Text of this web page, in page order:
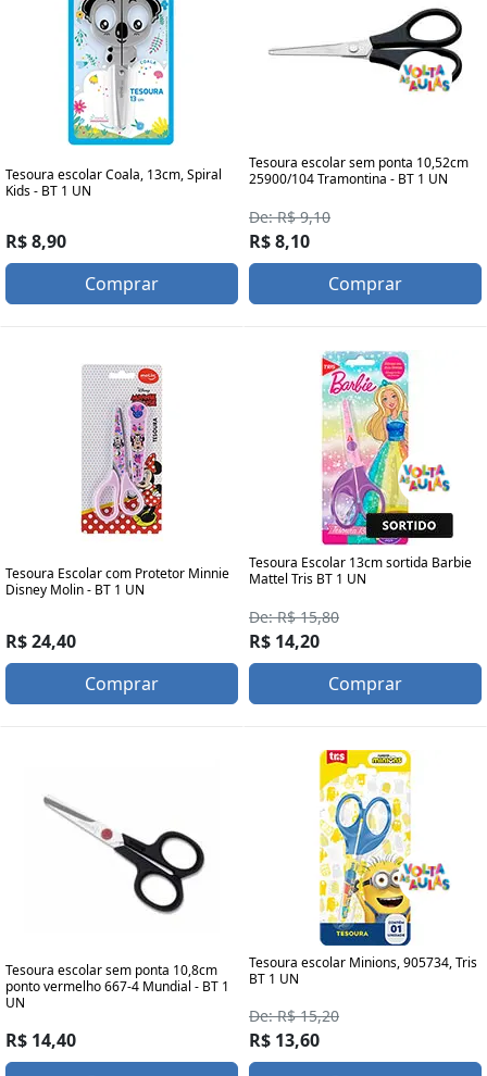
Tesoura escolar Coala, 13cm, Spiral
Kids - BT 1 UN
R$ 8,90
Comprar
Tesoura escolar sem ponta 10,52cm
25900/104 Tramontina - BT 1 UN
De: R$ 9,10
R$ 8,10
Comprar
Tesoura Escolar com Protetor Minnie
Disney Molin - BT 1 UN
R$ 24,40
Comprar
Tesoura Escolar 13cm sortida Barbie
Mattel Tris BT 1 UN
De: R$ 15,80
R$ 14,20
Comprar
Tesoura escolar sem ponta 10,8cm
ponto vermelho 667-4 Mundial - BT 1
UN
R$ 14,40
Tesoura escolar Minions, 905734, Tris
BT 1 UN
De: R$ 15,20
R$ 13,60